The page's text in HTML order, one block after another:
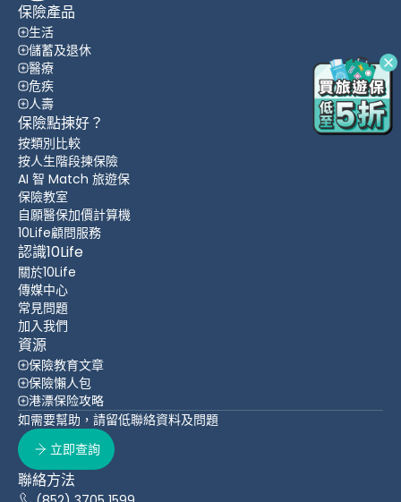
保險產品
生活
儲蓄及退休
醫療
危疾
人壽
保險點揀好？
按類別比較
按人生階段揀保險
AI 智 Match 旅遊保
保險教室
自願醫保加價計算機
10Life顧問服務
認識10Life
關於10Life
傳媒中心
常見問題
加入我們
資源
保險教育文章
保險懶人包
港漂保险攻略
如需要幫助，請留低聯絡資料及問題
立即查詢
聯絡方法